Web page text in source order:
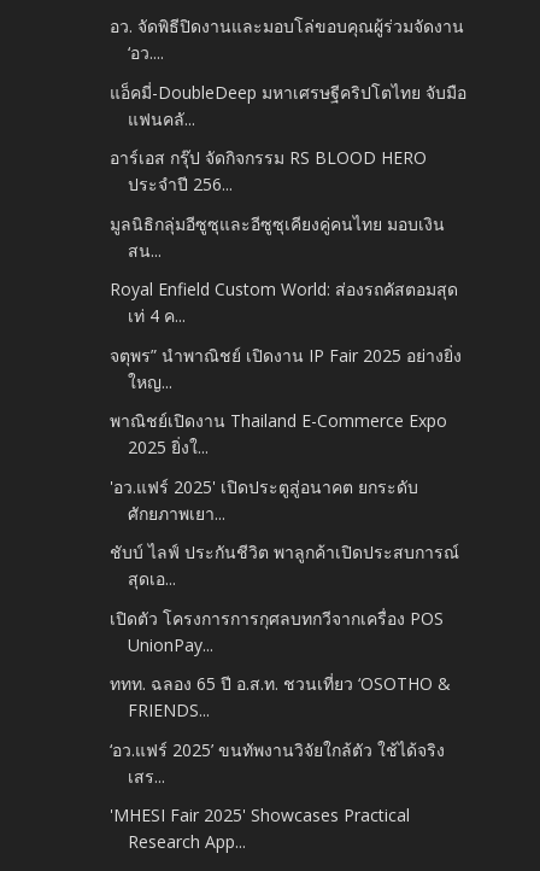
อว. จัดพิธีปิดงานและมอบโล่ขอบคุณผู้ร่วมจัดงาน
‘อว....
แอ็คมี่-DoubleDeep มหาเศรษฐีคริปโตไทย จับมือ
แฟนคลั...
อาร์เอส กรุ๊ป จัดกิจกรรม RS BLOOD HERO
ประจำปี 256...
มูลนิธิกลุ่มอีซูซุและอีซูซุเคียงคู่คนไทย มอบเงิน
สน...
Royal Enfield Custom World: ส่องรถคัสตอมสุด
เท่ 4 ค...
จตุพร” นำพาณิชย์ เปิดงาน IP Fair 2025 อย่างยิ่ง
ใหญ...
พาณิชย์เปิดงาน Thailand E-Commerce Expo
2025 ยิ่งใ...
'อว.แฟร์ 2025' เปิดประตูสู่อนาคต ยกระดับ
ศักยภาพเยา...
ชับบ์ ไลฟ์ ประกันชีวิต พาลูกค้าเปิดประสบการณ์
สุดเอ...
เปิดตัว โครงการการกุศลบทกวีจากเครื่อง POS
UnionPay...
ททท. ฉลอง 65 ปี อ.ส.ท. ชวนเที่ยว ‘OSOTHO &
FRIENDS...
‘อว.แฟร์ 2025’ ขนทัพงานวิจัยใกล้ตัว ใช้ได้จริง
เสร...
'MHESI Fair 2025' Showcases Practical
Research App...